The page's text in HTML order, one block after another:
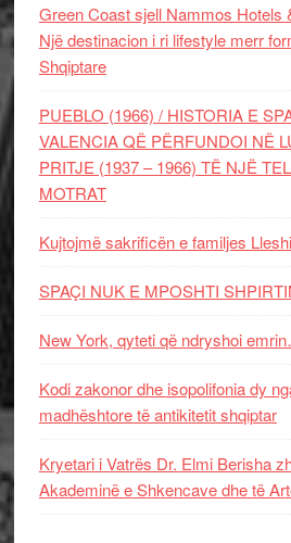
Green Coast sjell Nammos Hotels
Një destinacion i ri lifestyle merr
Shqiptare
PUEBLO (1966) / HISTORIA E
VALENCIA QË PËRFUNDOI NË
PRITJE (1937 – 1966) TË NJË
MOTRAT
Kujtojmë sakrificën e familjes
SPAÇI NUK E MPOSHTI
New York, qyteti që ndryshoi
Kodi zakonor dhe isopolifonia dy
madhështore të antikitetit shqiptar
Kryetari i Vatrës Dr. Elmi Berisha
Akademinë e Shkencave dhe të